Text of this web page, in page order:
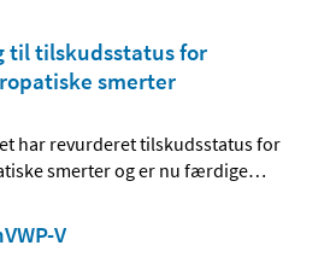
til tilskudsstatus for
smerter
har revurderet tilskudsstatus for
smerter og er nu færdige…
V